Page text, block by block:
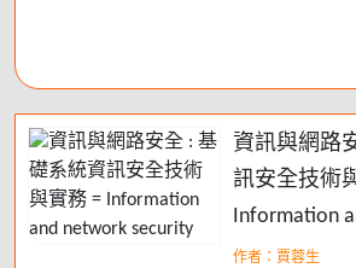
資訊與網路
訊安全技術
Information
security
作者：賈蓉生